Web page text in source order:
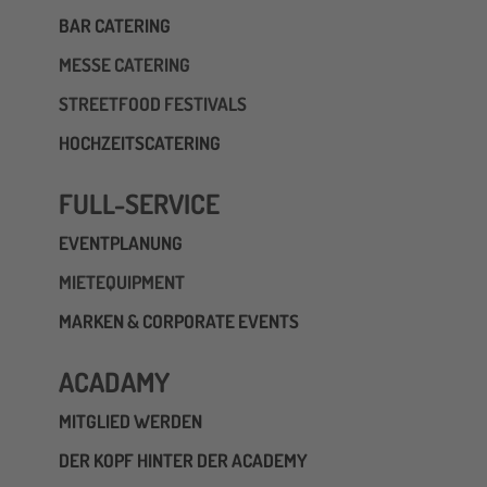
BAR CATERING
MESSE CATERING
STREETFOOD FESTIVALS
HOCHZEITSCATERING
FULL-SERVICE
EVENTPLANUNG
MIETEQUIPMENT
MARKEN & CORPORATE EVENTS
ACADAMY
MITGLIED WERDEN
DER KOPF HINTER DER ACADEMY